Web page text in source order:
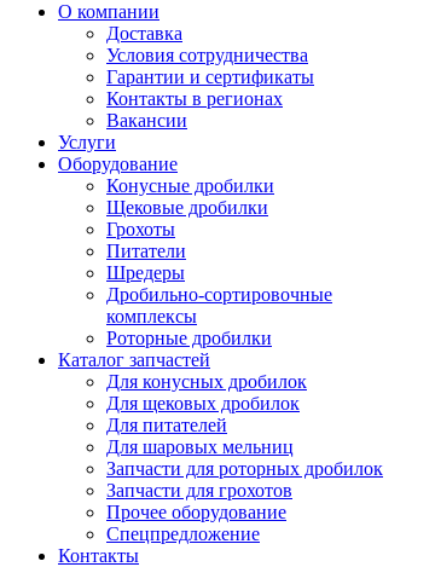
О компании
Доставка
Условия сотрудничества
Гарантии и сертификаты
Контакты в регионах
Вакансии
Услуги
Оборудование
Конусные дробилки
Щековые дробилки
Грохоты
Питатели
Шредеры
Дробильно-сортировочные
комплексы
Роторные дробилки
Каталог запчастей
Для конусных дробилок
Для щековых дробилок
Для питателей
Для шаровых мельниц
Запчасти для роторных дробилок
Запчасти для грохотов
Прочее оборудование
Спецпредложение
Контакты